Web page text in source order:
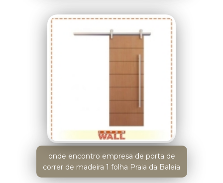
onde encontro empresa de porta de
correr de madeira 1 folha Praia da Baleia